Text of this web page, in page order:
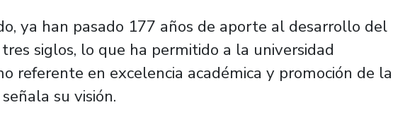
ya han pasado 177 años de aporte al desarrollo del
siglos, lo que ha permitido a la universidad
referente en excelencia académica y promoción de la
su visión.